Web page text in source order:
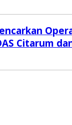
Citarum